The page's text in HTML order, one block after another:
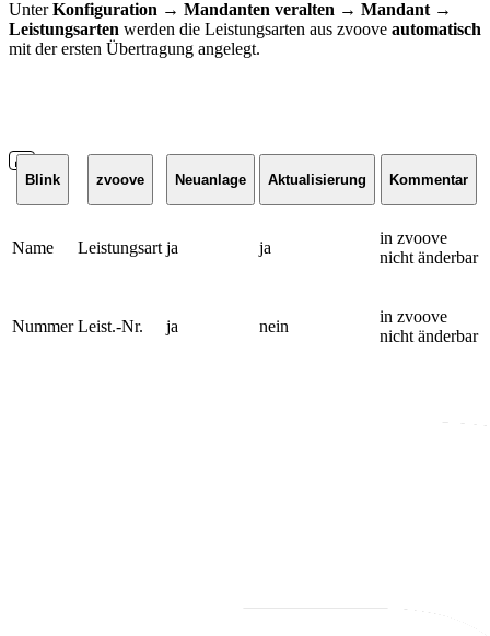
UnterKonfiguration → Mandanten veralten → Mandant →
Leistungsarten werden die Leistungsarten aus zvoove automatisch
mit der ersten Übertragung angelegt.
Blink zvoove Neuanlage Aktualisierung Kommentar
Name Leistungsart ja ja
in zvoove
nicht änderbar
Nummer Leist.-Nr. ja nein
in zvoove
nicht änderbar